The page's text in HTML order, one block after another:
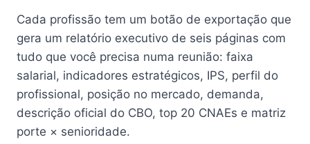
Cada profissão tem um botão de exportação que
gera um relatório executivo de seis páginas com
tudo que você precisa numa reunião: faixa
salarial, indicadores estratégicos, IPS, perfil do
profissional, posição no mercado, demanda,
descrição oficial do CBO, top 20 CNAEs e matriz
porte × senioridade.